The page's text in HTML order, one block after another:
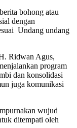
bohong atau
dengan
Undang undang
Ridwan Agus,
program
dan konsolidasi
juga komunikasi
wujud
ditempati oleh